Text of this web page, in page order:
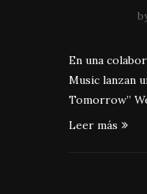
En una
Music lanzan
Tomorrow”
Leer más